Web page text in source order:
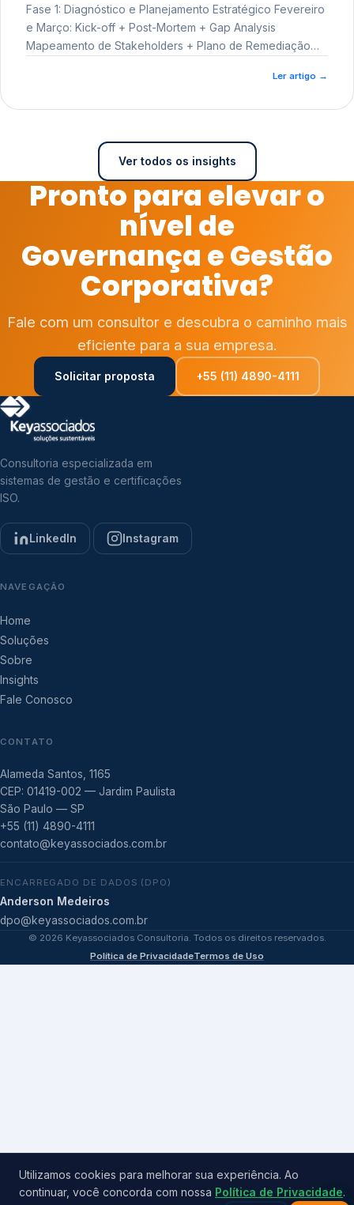
Fase 1: Diagnóstico e Planejamento Estratégico Fevereiro
e Março: Kick-off + Post-Mortem + Gap Analysis
Mapeamento de Stakeholders + Plano de Remediação
Ler artigo →
Ver todos os insights
Pronto para elevar o
nível de
Governança e Gestão
Corporativa?
Fale com um consultor e descubra o caminho mais
eficiente para a sua empresa.
Solicitar proposta +55 (11) 4890-4111
Consultoria especializada em
sistemas de gestão e certificações
ISO.
LinkedIn Instagram
NAVEGAÇÃO
Home
Soluções
Sobre
Insights
Fale Conosco
CONTATO
Alameda Santos, 1165
CEP: 01419-002 — Jardim Paulista
São Paulo — SP
+55 (11) 4890-4111
contato@keyassociados.com.br
ENCARREGADO DE DADOS (DPO)
Anderson Medeiros
dpo@keyassociados.com.br
© 2026 Keyassociados Consultoria. Todos os direitos reservados.
Política de PrivacidadeTermos de Uso
Utilizamos cookies para melhorar sua experiência. Ao
continuar, você concorda com nossa Política de Privacidade.